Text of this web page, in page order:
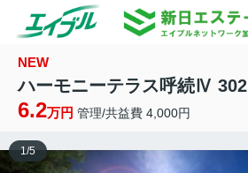
NEW
ハーモニーテラス呼続Ⅳ 302
6.2万円 管理/共益費 4,000円
1/5